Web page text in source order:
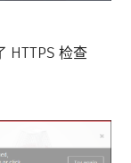
HTTPS 检查